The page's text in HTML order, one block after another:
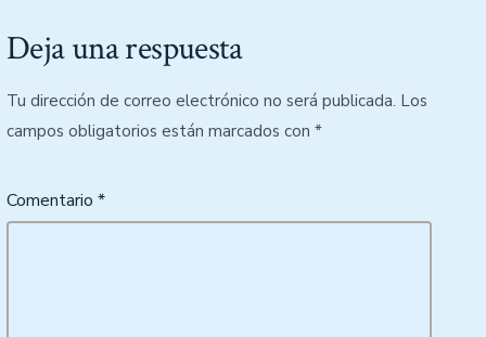
Deja una respuesta
Tu dirección de correo electrónico no será publicada. Los
campos obligatorios están marcados con *
Comentario *